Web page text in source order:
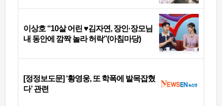
이상호 “10살 어린 ♥김자연, 장인·장모님
내 동안에 깜짝 놀라 허락”(아침마당)
[정정보도문] ‘황영웅, 또 학폭에 발목잡혔
다’ 관련